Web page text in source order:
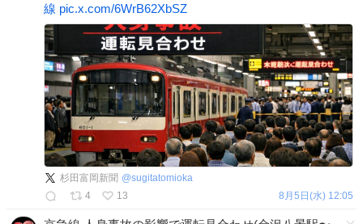
線 pic.x.com/6WrB62XbSZ
杉田富岡新聞 @sugitatomioka
4
13 8月5日(水) 12:05